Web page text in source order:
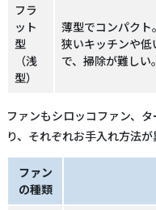
フラ
ット
型
（浅
型）
薄型でコンパクト
狭いキッチンや
で、掃除が難しい。
ファンもシロッコファン、
り、それぞれお手入れ方法が
ファン
の種類